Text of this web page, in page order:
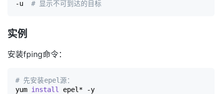
-u # 显示不可到达的目标
实例
安装fping命令：
# 先安装epel源：
yum install